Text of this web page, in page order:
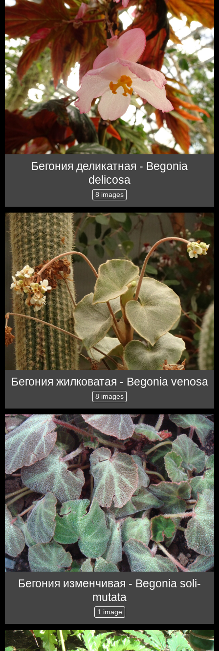
Бегония деликатная - Begonia
delicosa
8 images
Бегония жилковатая - Вegonia venosa
8 images
Бегония изменчивая - Begonia soli-
mutata
1 image